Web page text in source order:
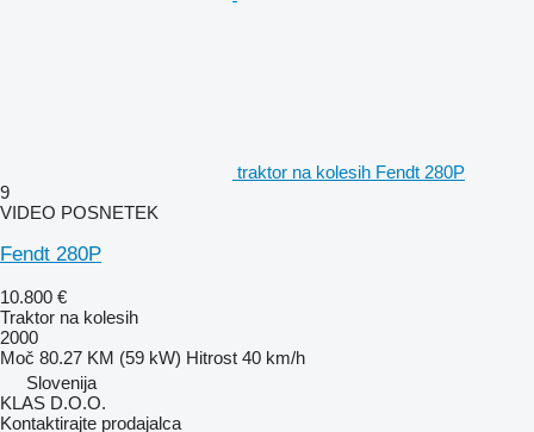
traktor na kolesih Fendt 280P
9
VIDEO POSNETEK
Fendt 280P
10.800 €
Traktor na kolesih
2000
Moč 80.27 KM (59 kW) Hitrost 40 km/h
Slovenija
KLAS D.O.O.
Kontaktirajte prodajalca